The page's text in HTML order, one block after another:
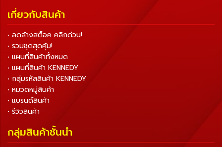
เกี่ยวกับสินค้า
• ลดล้างสต็อค คลิกด่วน!
• รวมชุดสุดคุ้ม!
• แผนที่สินค้าทั้งหมด
• แผนที่สินค้า KENNEDY
• กลุ่มรหัสสินค้า KENNEDY
• หมวดหมู่สินค้า
• แบรนด์สินค้า
• รีวิวสินค้า
กลุ่มสินค้าชั้นนำ